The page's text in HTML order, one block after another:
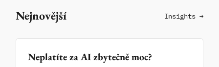
Nejnovější Insights →
Neplatíte za AI zbytečně moc?